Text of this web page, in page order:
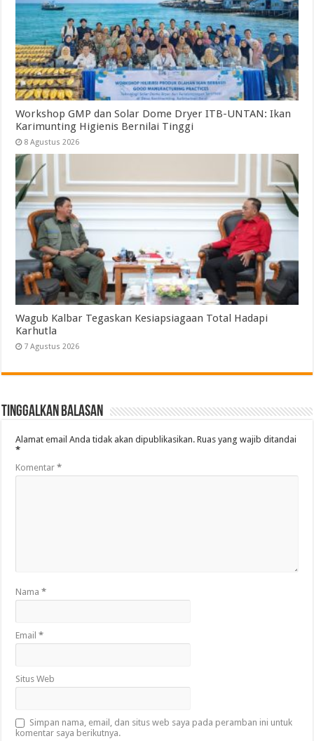
Workshop GMP dan Solar Dome Dryer ITB-UNTAN: Ikan
Karimunting Higienis Bernilai Tinggi
8 Agustus 2026
Wagub Kalbar Tegaskan Kesiapsiagaan Total Hadapi
Karhutla
7 Agustus 2026
Tinggalkan Balasan
Alamat email Anda tidak akan dipublikasikan. Ruas yang wajib ditandai
*
Komentar*
Nama*
Email*
Situs Web
Simpan nama, email, dan situs web saya pada peramban ini untuk
komentar saya berikutnya.